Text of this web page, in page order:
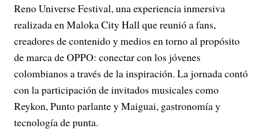
Reno Universe Festival, una experiencia inmersiva
realizada en Maloka City Hall que reunió a fans,
creadores de contenido y medios en torno al propósito
de marca de OPPO: conectar con los jóvenes
colombianos a través de la inspiración. La jornada contó
con la participación de invitados musicales como
Reykon, Punto parlante y Maiguai, gastronomía y
tecnología de punta.